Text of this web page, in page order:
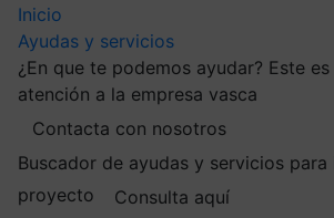
Inicio
Ayudas y servicios
¿En que te podemos ayudar? Este
atención a la empresa vasca
Contacta con nosotros
Buscador de ayudas y servicios para
proyecto
Consulta aquí